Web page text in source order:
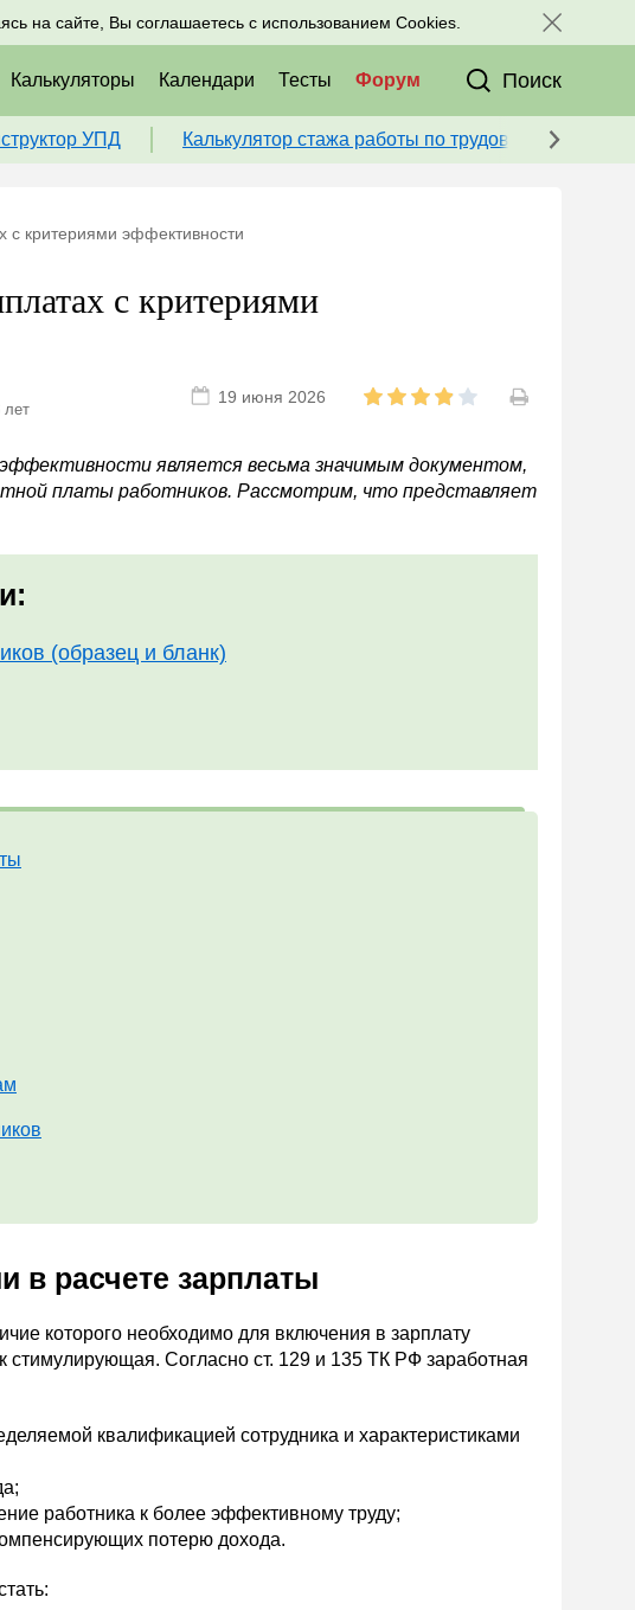
на сайте, Вы соглашаетесь с использованием Cookies.
Присоединяйтесь к нам в соц. сетях:
Калькуляторы Календари Тесты Форум Поиск
УПД Калькулятор стажа работы по трудовой книжке
критериями эффективности
с критериями
лет
19 июня 2026
является весьма значимым документом,
платы работников. Рассмотрим, что представляет
(образец и бланк)
в расчете зарплаты
которого необходимо для включения в зарплату
стимулирующая. Согласно ст. 129 и 135 ТК РФ заработная
квалификацией сотрудника и характеристиками
работника к более эффективному труду;
потерю дохода.